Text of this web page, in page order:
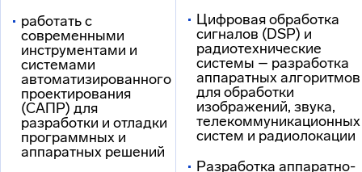
работать с
современными
инструментами и
системами
автоматизированного
проектирования
(САПР) для
разработки и отладки
программных и
аппаратных решений
Цифровая обработка
сигналов (DSP) и
радиотехнические
системы – разработка
аппаратных алгоритмов
для обработки
изображений, звука,
телекоммуникационных
систем и радиолокации
Разработка аппаратно-